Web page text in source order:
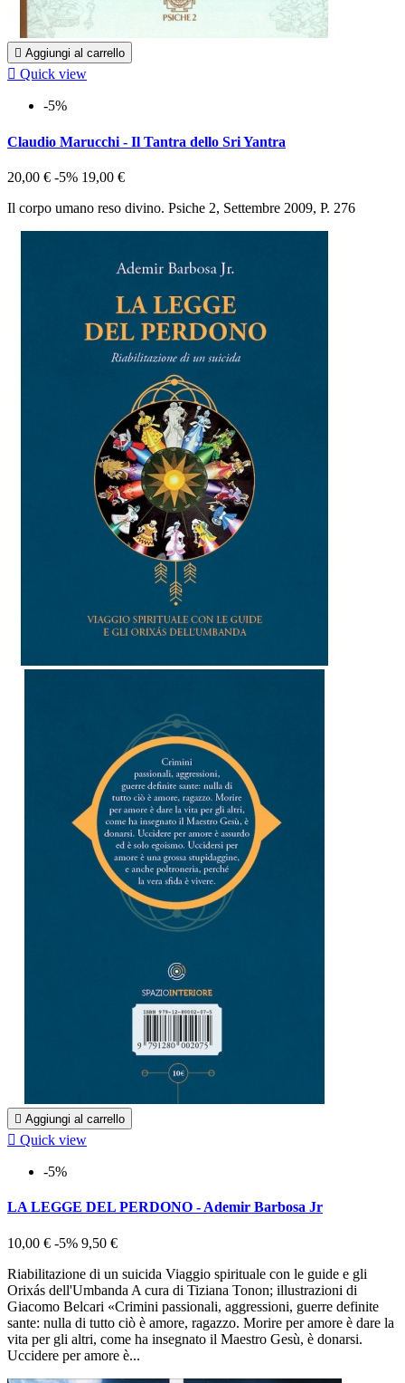
 Aggiungi al carrello
 Quick view
-5%
Claudio Marucchi - Il Tantra dello Sri Yantra
20,00 € -5% 19,00 €
Il corpo umano reso divino. Psiche 2, Settembre 2009, P. 276
 Aggiungi al carrello
 Quick view
-5%
LA LEGGE DEL PERDONO - Ademir Barbosa Jr
10,00 € -5% 9,50 €
Riabilitazione di un suicida Viaggio spirituale con le guide e gli
Orixás dell'Umbanda A cura di Tiziana Tonon; illustrazioni di
Giacomo Belcari «Crimini passionali, aggressioni, guerre definite
sante: nulla di tutto ciò è amore, ragazzo. Morire per amore è dare la
vita per gli altri, come ha insegnato il Maestro Gesù, è donarsi.
Uccidere per amore è...